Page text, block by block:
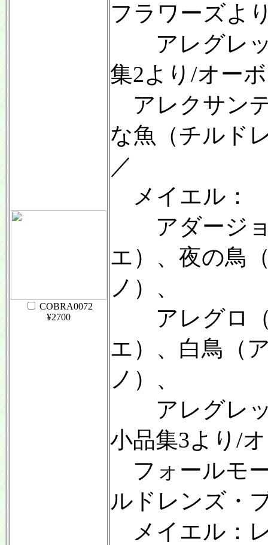
COBRA0072
¥2700
フラワーズよ
アレグレッ
集2より/オー
アレクサン
な魚（チルド
／
メイエル：
アダージョ
エ）、夜の鳥
ノ）、
アレグロ（
エ）、白鳥（
ノ）、
アレグレッ
小品集3より/
フォールモ
ルドレンズ・
メイエル：